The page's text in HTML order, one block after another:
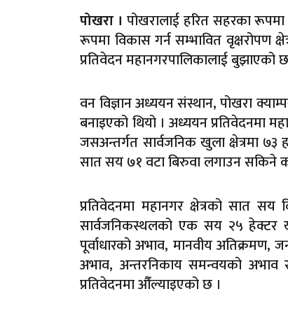
पोखरा । पोखरालाई हरित सहरका
रूपमा विकास गर्न सम्भावित वृक्षरोपण
प्रतिवेदन महानगरपालिकालाई बुझाएको
वन विज्ञान अध्ययन संस्थान, पोखरा
बनाइएको थियो । अध्ययन प्रतिवेदनमा
जसअन्तर्गत सार्वजनिक खुला क्षेत्रमा
सात सय ७१ वटा बिरुवा लगाउन सकिने
प्रतिवेदनमा महानगर क्षेत्रको सात
सार्वजनिकस्थलको एक सय २५ हेक्टर
पूर्वाधारको अभाव, मानवीय
अभाव, अन्तरनिकाय समन्वयको अभाव
प्रतिवेदनमा औँल्याइएको छ ।